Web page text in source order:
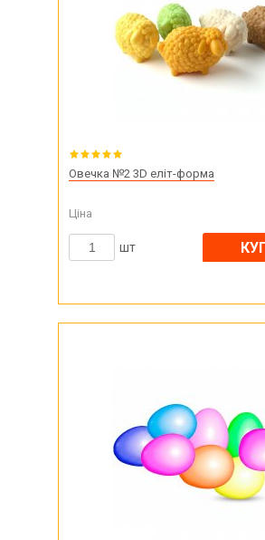
Овечка №2 3D еліт-форма
Ціна
шт